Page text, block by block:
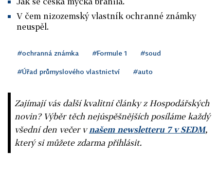
V čem nizozemský vlastník ochranné známky
neuspěl.
#ochranná známka #Formule 1 #soud
#Úřad průmyslového vlastnictví #auto
Zajímají vás další kvalitní články z Hospodářských
novin? Výběr těch nejúspěšnějších posíláme každý
všední den večer vnašem newsletteru 7 v SEDM,
který si můžete zdarma přihlásit.